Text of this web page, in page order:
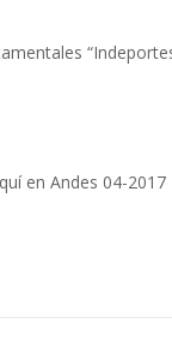
en Andes 04-2017